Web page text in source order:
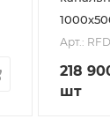
Арт.:
218
шт